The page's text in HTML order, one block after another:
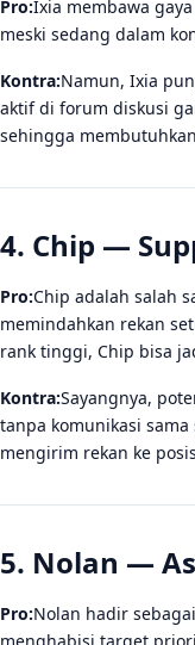
Pro:Ixia membawa
meski sedang dalam
Kontra:Namun, Ixia
aktif di forum diskusi
sehingga
4. Chip —
Pro:Chip adalah salah
memindahkan rekan
rank tinggi, Chip bisa
Kontra:Sayangnya,
tanpa komunikasi
mengirim rekan ke
5. Nolan —
Pro:Nolan hadir